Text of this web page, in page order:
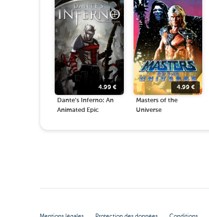
4.99€
Dante's Inferno: An
Animated Epic
4.99 €
Masters of the
Universe